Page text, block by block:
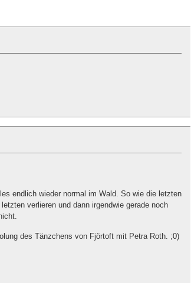
endlich wieder normal im Wald. So wie die letzten
verlieren und dann irgendwie gerade noch
des Tänzchens von Fjörtoft mit Petra Roth. ;0)